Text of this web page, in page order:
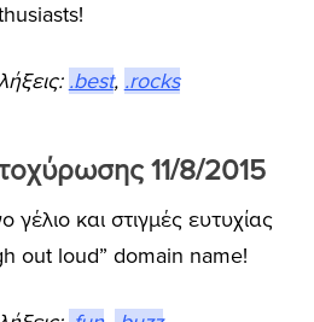
.best, .rocks
11/8/2015
και στιγμές ευτυχίας
out loud” domain name!